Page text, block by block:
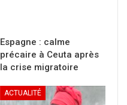
Espagne : calme
précaire à Ceuta après
la crise migratoire
ACTUALITÉ